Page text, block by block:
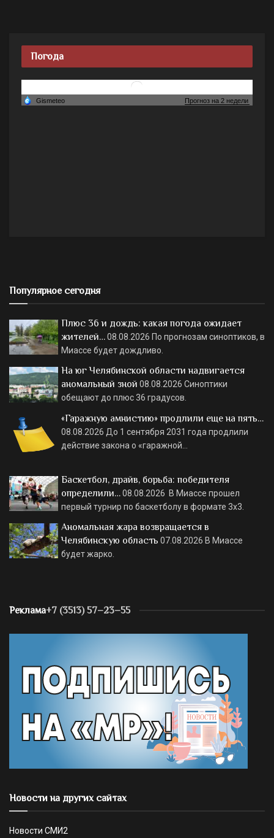
Погода
Популярное сегодня
Плюс 36 и дождь: какая погода ожидает
жителей…08.08.2026 По прогнозам синоптиков, в
Миассе будет дождливо.
На юг Челябинской области надвигается
аномальный зной 08.08.2026 Синоптики
обещают до плюс 36 градусов.
«Гаражную амнистию» продлили еще на пять…
08.08.2026 До 1 сентября 2031 года продлили
действие закона о «гаражной…
Баскетбол, драйв, борьба: победителя
определили…08.08.2026 В Миассе прошел
первый турнир по баскетболу в формате 3х3.
Аномальная жара возвращается в
Челябинскую область 07.08.2026 В Миассе
будет жарко.
Реклама+7 (3513) 57–23–55
Новости на других сайтах
Новости СМИ2